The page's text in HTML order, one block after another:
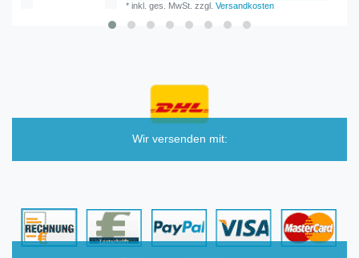
*inkl. ges. MwSt. zzgl.Versandkosten
Wir versenden mit: